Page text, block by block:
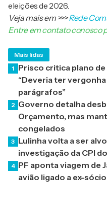
eleições de 2026.
Veja mais em>>>Rede
Entre em contato conosco
Mais lidas
1 Prisco critica plano
“Deveria ter
parágrafos”
2 Governo detalha
Orçamento, mas
congelados
3 Lulinha volta a ser
investigação da CPI
4 PF aponta viagem de
avião ligado a ex-